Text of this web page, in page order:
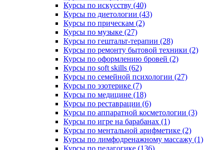
Курсы по искусству (40)
Курсы по диетологии (43)
Курсы по прическам (2)
Курсы по музыке (27)
Курсы по гештальт-терапии (28)
Курсы по ремонту бытовой техники (2)
Курсы по оформлению бровей (2)
Курсы по soft skills (62)
Курсы по семейной психологии (27)
Курсы по эзотерике (7)
Курсы по медицине (18)
Курсы по реставрации (6)
Курсы по аппаратной косметологии (3)
Курсы по игре на барабанах (1)
Курсы по ментальной арифметике (2)
Курсы по лимфодренажному массажу (1)